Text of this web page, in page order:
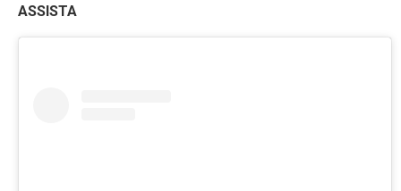
ASSISTA